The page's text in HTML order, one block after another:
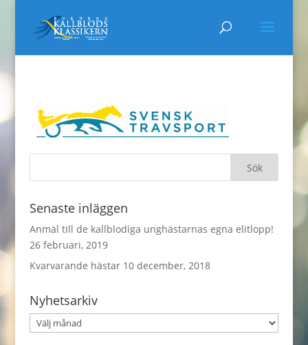
Senaste inläggen
Anmäl till de kallblodiga unghästarnas egna elitlopp!
26 februari, 2019
Kvarvarande hästar 10 december, 2018
Nyhetsarkiv
Nyhetsarkiv